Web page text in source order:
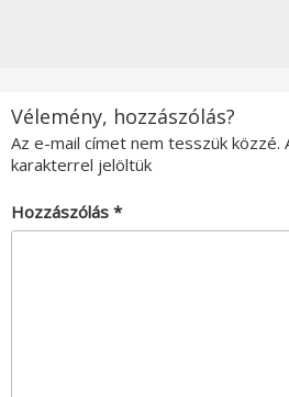
Vélemény, hozzászólás?
Az e-mail címet nem tesszük közzé.
karakterrel jelöltük
Hozzászólás *